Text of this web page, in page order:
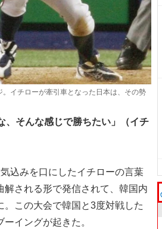
イチローが牽引車となった日本は、その勢
、そんな感じで勝ちたい」（イチ
込みを口にしたイチローの言葉
される形で発信されて、韓国内
この大会で韓国と3度対戦した
イングが起きた。